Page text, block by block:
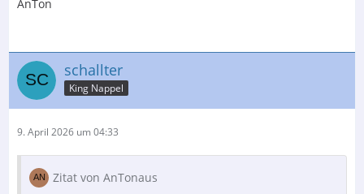
AnTon
schallter
King Nappel
9. April 2026 um 04:33
Zitat von AnTonaus